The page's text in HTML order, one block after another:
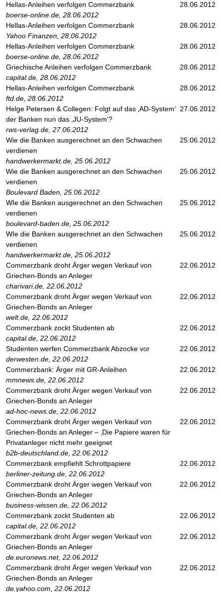
Hellas-Anleihen verfolgen Commerzbank
boerse-online.de, 28.06.2012
28.06.2012
Hellas-Anleihen verfolgen Commerzbank
Yahoo Finanzen, 28.06.2012
28.06.2012
Hellas-Anleihen verfolgen Commerzbank
boerse-online.de, 28.06.2012
28.06.2012
Griechische Anleihen verfolgen Commerzbank
capital.de, 28.06.2012
28.06.2012
Hellas-Anleihen verfolgen Commerzbank
ftd.de, 28.06.2012
28.06.2012
Helge Petersen & Collegen: Folgt auf das ‚AD-System‘
der Banken nun das ‚JU-System‘?
rws-verlag.de, 27.06.2012
27.06.2012
Wie die Banken ausgerechnet an den Schwachen
verdienen
handwerkermarkt.de, 25.06.2012
25.06.2012
Wie die Banken ausgerechnet an den Schwachen
verdienen
Boulevard Baden, 25.06.2012
25.06.2012
WIe die Banken ausgerechnet an den Schwachen
verdienen
boulevard-baden.de, 25.06.2012
25.06.2012
WIe die Banken ausgerechnet an den Schwachen
verdienen
handwerkermarkt.de, 25.06.2012
25.06.2012
Commerzbank droht Ärger wegen Verkauf von
Griechen-Bonds an Anleger
charivari.de, 22.06.2012
22.06.2012
Commerzbank droht Ärger wegen Verkauf von
Griechen-Bonds an Anleger
welt.de, 22.06.2012
22.06.2012
Commerzbank zockt Studenten ab
capital.de, 22.06.2012
22.06.2012
Studenten werfen Commerzbank Abzocke vor
derwesten.de, 22.06.2012
22.06.2012
Commerzbank: Ärger mit GR-Anleihen
mmnews.de, 22.06.2012
22.06.2012
Commerzbank droht Ärger wegen Verkauf von
Griechen-Bonds an Anleger
ad-hoc-news.de, 22.06.2012
22.06.2012
Commerzbank droht Ärger wegen Verkauf von
Griechen-Bonds an Anleger – ‚Die Papiere waren für
Privatanleger nicht mehr geeignet
b2b-deutschland.de, 22.06.2012
22.06.2012
Commerzbank empfiehlt Schrottpapiere
berliner-zeitung.de, 22.06.2012
22.06.2012
Commerzbank droht Ärger wegen Verkauf von
Griechen-Bonds an Anleger
business-wissen.de, 22.06.2012
22.06.2012
Commerzbank zockt Studenten ab
capital.de, 22.06.2012
22.06.2012
Commerzbank droht Ärger wegen Verkauf von
Griechen-Bonds an Anleger
de.euronews.net, 22.06.2012
22.06.2012
Commerzbank droht Ärger wegen Verkauf von
Griechen-Bonds an Anleger
de.yahoo.com, 22.06.2012
22.06.2012